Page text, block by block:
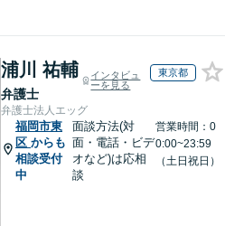
浦川 祐輔
弁護士
インタビュ
ーを見る
東京都
弁護士法人エッグ
福岡市東
区 からも
相談受付
中
面談方法(対
面・電話・ビデ
オなど)は応相
談
営業時間：0
0:00~23:59
（土日祝日）